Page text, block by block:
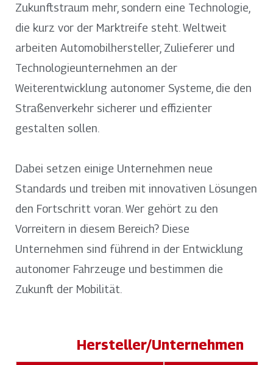
Zukunftstraum mehr, sondern eine Technologie,
die kurz vor der Marktreife steht. Weltweit
arbeiten Automobilhersteller, Zulieferer und
Technologieunternehmen an der
Weiterentwicklung autonomer Systeme, die den
Straßenverkehr sicherer und effizienter
gestalten sollen.
Dabei setzen einige Unternehmen neue
Standards und treiben mit innovativen Lösungen
den Fortschritt voran. Wer gehört zu den
Vorreitern in diesem Bereich? Diese
Unternehmen sind führend in der Entwicklung
autonomer Fahrzeuge und bestimmen die
Zukunft der Mobilität.
Hersteller/Unternehmen